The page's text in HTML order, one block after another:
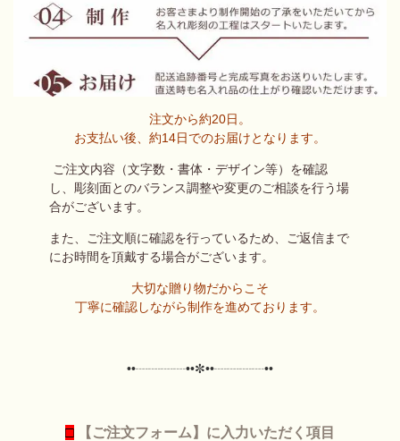
注文から約20日。
お支払い後、約14日でのお届けとなります。
ご注文内容（文字数・書体・デザイン等）を確認
し、 彫刻面とのバランス調整や変更のご相談を行う場
合がございます。
また、ご注文順に確認を行っているため、
ご返信まで
にお時間を頂戴する場合がございます。
大切な贈り物だからこそ
丁寧に確認しながら制作を進めております。
••┈┈┈┈••✼••┈┈┈┈••
□ 【ご注文フォーム】に入力いただく項目